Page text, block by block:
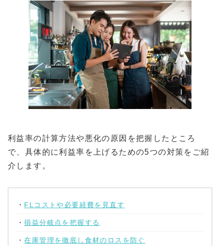
利益率の計算方法や悪化の原因を把握したところ
で、具体的に利益率を上げるための5つの対策をご紹
介します。
・ FLコストや必要経費を見直す
・損益分岐点を把握する
・在庫管理を徹底し食材のロスを防ぐ